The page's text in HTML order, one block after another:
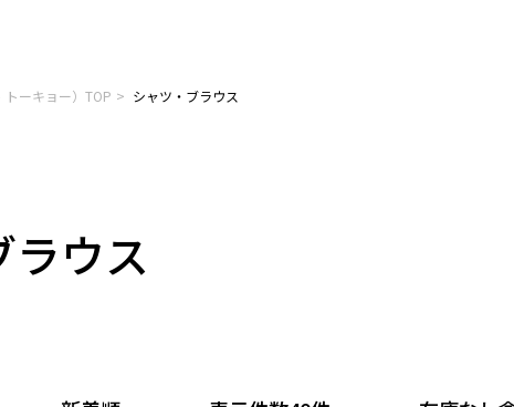
トーキョー）TOP シャツ・ブラウス
ラウス